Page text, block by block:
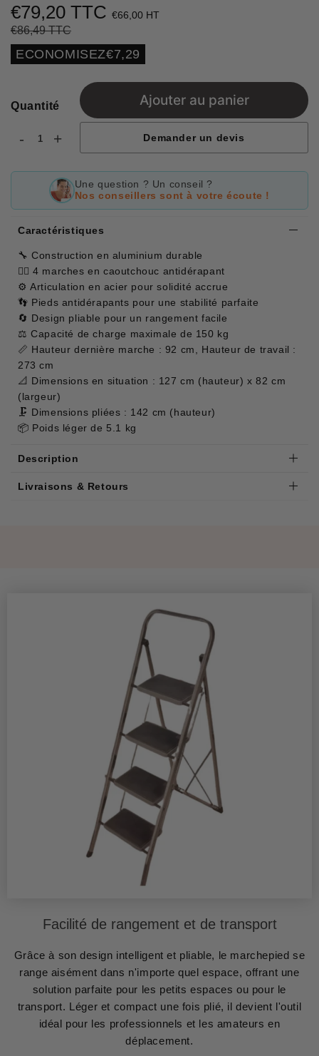
€79,20 TTC €66,00 HT
€86,49 TTC
régulier
réduit
Unit
price
ECONOMISEZ€7,29
Quantité
- +
Ajouter au panier
Demander un devis
Une question ? Un conseil ?
Nos conseillers sont à votre écoute !
Caractéristiques
🔧 Construction en aluminium durable
🚶‍♂️ 4 marches en caoutchouc antidérapant
⚙️ Articulation en acier pour solidité accrue
👣 Pieds antidérapants pour une stabilité parfaite
🔄 Design pliable pour un rangement facile
⚖️ Capacité de charge maximale de 150 kg
📏 Hauteur dernière marche : 92 cm, Hauteur de travail :
273 cm
📐 Dimensions en situation : 127 cm (hauteur) x 82 cm
(largeur)
🗜️ Dimensions pliées : 142 cm (hauteur)
📦 Poids léger de 5.1 kg
Description
Livraisons & Retours
Facilité de rangement et de transport
Grâce à son design intelligent et pliable, le marchepied se
range aisément dans n'importe quel espace, offrant une
solution parfaite pour les petits espaces ou pour le
transport. Léger et compact une fois plié, il devient l'outil
idéal pour les professionnels et les amateurs en
déplacement.